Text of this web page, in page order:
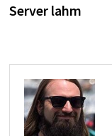
Server lahm